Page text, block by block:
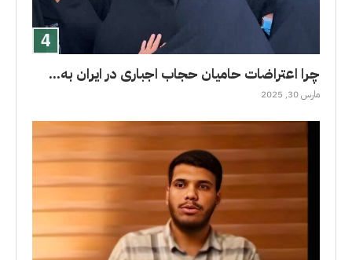
چرا اعتراضات حامیان حجاب اجباری در ایران به...
مارس 30, 2025